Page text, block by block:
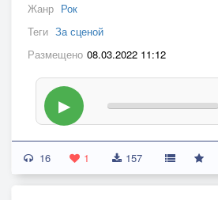
Жанр Рок
Теги За сценой
Размещено 08.03.2022 11:12
▶
16 1 157